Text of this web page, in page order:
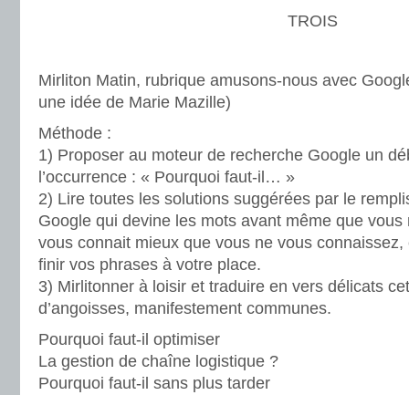
TROIS
Mirliton Matin, rubrique amusons-nous avec
une idée de Marie Mazille)
Méthode :
1) Proposer au moteur de recherche Google un
l’occurrence : « Pourquoi faut-il… »
2) Lire toutes les solutions suggérées par le
Google qui devine les mots avant même que
vous connait mieux que vous ne vous connaissez,
finir vos phrases à votre place.
3) Mirlitonner à loisir et traduire en vers délicats
d’angoisses, manifestement communes.
Pourquoi faut-il optimiser
La gestion de chaîne logistique ?
Pourquoi faut-il sans plus tarder